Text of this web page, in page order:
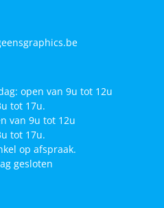
open van 9u tot 12u
tot 17u.
van 9u tot 12u
tot 17u.
op afspraak.
gesloten